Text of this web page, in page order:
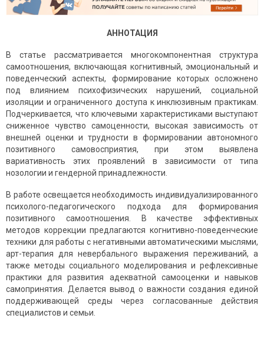
АННОТАЦИЯ
В статье рассматривается многокомпонентная структура
самоотношения, включающая когнитивный, эмоциональный и
поведенческий аспекты, формирование которых осложнено
под влиянием психофизических нарушений, социальной
изоляции и ограниченного доступа к инклюзивным практикам.
Подчеркивается, что ключевыми характеристиками выступают
сниженное чувство самоценности, высокая зависимость от
внешней оценки и трудности в формировании автономного
позитивного самовосприятия, при этом выявлена
вариативность этих проявлений в зависимости от типа
нозологии и гендерной принадлежности.
В работе освещается необходимость индивидуализированного
психолого-педагогического подхода для формирования
позитивного самоотношения. В качестве эффективных
методов коррекции предлагаются когнитивно-поведенческие
техники для работы с негативными автоматическими мыслями,
арт-терапия для невербального выражения переживаний, а
также методы социального моделирования и рефлексивные
практики для развития адекватной самооценки и навыков
самопринятия. Делается вывод о важности создания единой
поддерживающей среды через согласованные действия
специалистов и семьи.